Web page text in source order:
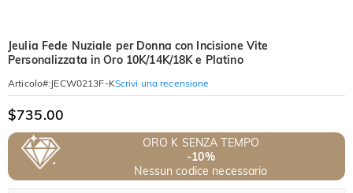
Jeulia Fede Nuziale per Donna con Incisione Vite
Personalizzata in Oro 10K/14K/18K e Platino
Articolo#: JECW0213F-KScrivi una recensione
$735.00
ORO K SENZA TEMPO
-10%
Nessun codice necessario